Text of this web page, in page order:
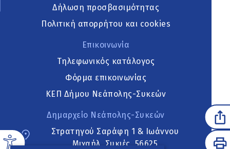
Δήλωση προσβασιμότητας
Πολιτική απορρήτου και cookies
Επικοινωνία
Τηλεφωνικός κατάλογος
Φόρμα επικοινωνίας
ΚΕΠ Δήμου Νεάπολης-Συκεών
Δημαρχείο Νεάπολης-Συκεών
Στρατηγού Σαράφη 1 & Ιωάννου
Μιχαήλ, Συκιές, 56625